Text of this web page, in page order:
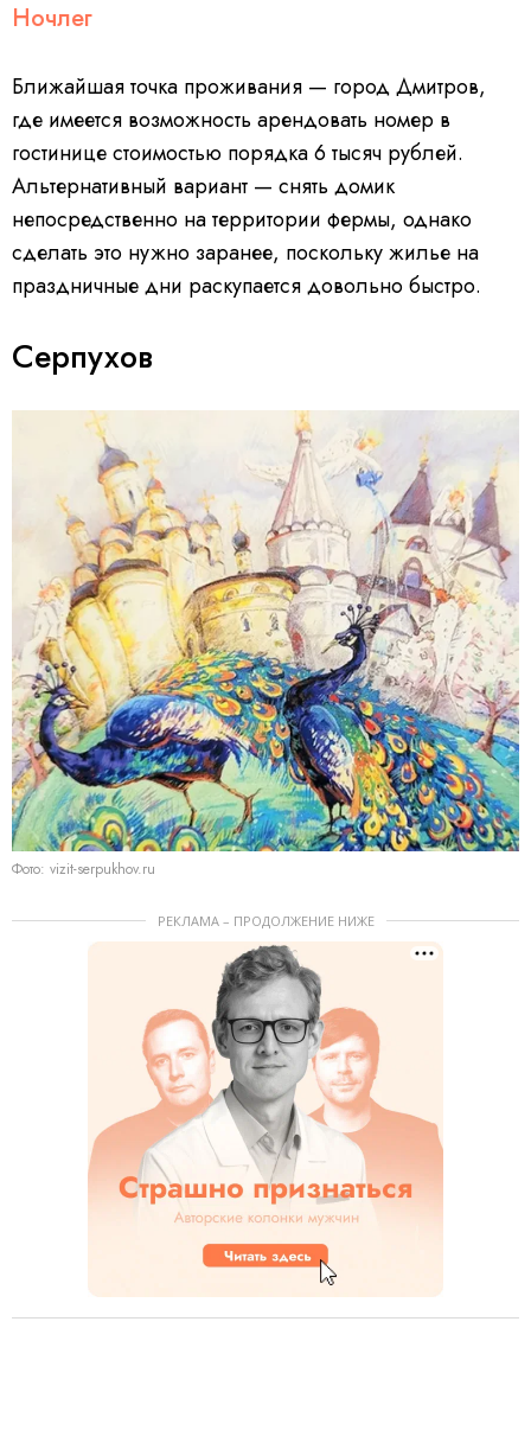
Ночлег
Ближайшая точка проживания — город Дмитров,
где имеется возможность арендовать номер в
гостинице стоимостью порядка 6 тысяч рублей.
Альтернативный вариант — снять домик
непосредственно на территории фермы, однако
сделать это нужно заранее, поскольку жилье на
праздничные дни раскупается довольно быстро.
Серпухов
Фото: vizit-serpukhov.ru
РЕКЛАМА – ПРОДОЛЖЕНИЕ НИЖЕ